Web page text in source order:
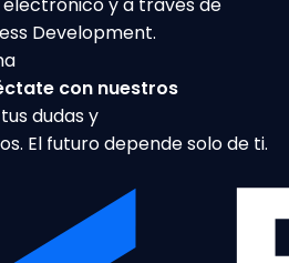
y a través de
Development.
con nuestros
dudas y
El futuro depende solo de ti.